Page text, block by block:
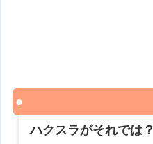
ハクスラがそれでは？